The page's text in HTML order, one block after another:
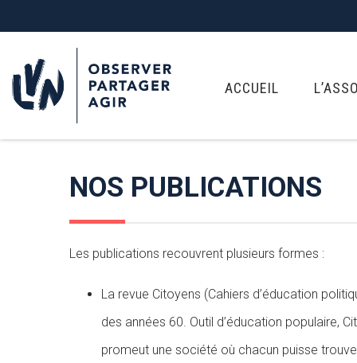
ACCUEIL
NOS PUBLICATIONS
Les publications recouvrent plusieurs formes :
La revue Citoyens (Cahiers d’éducation
des années 60. Outil d’éducation populaire,
promeut une société où chacun puisse